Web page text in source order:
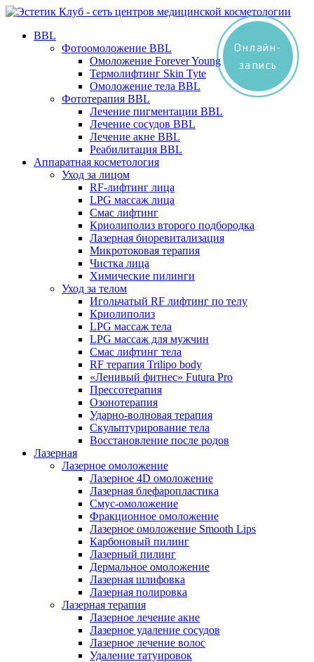
BBL
Фотоомоложение BBL
Омоложение Forever Young
Термолифтинг Skin Tyte
Омоложение тела BBL
Фототерапия BBL
Лечение пигментации BBL
Лечение сосудов BBL
Лечение акне BBL
Реабилитация BBL
Аппаратная косметология
Уход за лицом
RF-лифтинг лица
LPG массаж лица
Смас лифтинг
Криолиполиз второго подбородка
Лазерная биоревитализация
Микротоковая терапия
Чистка лица
Химические пилинги
Уход за телом
Игольчатый RF лифтинг по телу
Криолиполиз
LPG массаж тела
LPG массаж для мужчин
Смас лифтинг тела
RF терапия Trilipo body
«Ленивый фитнес» Futura Pro
Прессотерапия
Озонотерапия
Ударно-волновая терапия
Скульптурирование тела
Восстановление после родов
Лазерная
Лазерное омоложение
Лазерное 4D омоложение
Лазерная блефаропластика
Смус-омоложение
Фракционное омоложение
Лазерное омоложение Smooth Lips
Карбоновый пилинг
Лазерный пилинг
Дермальное омоложение
Лазерная шлифовка
Лазерная полировка
Лазерная терапия
Лазерное лечение акне
Лазерное удаление сосудов
Лазерное лечение волос
Удаление татуировок
Онлайн-
запись